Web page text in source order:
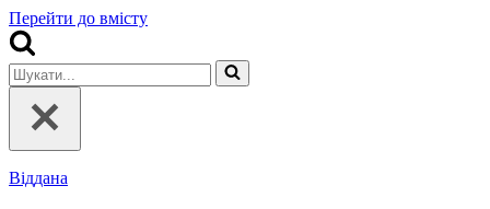
Перейти до вмісту
Шукати...
Віддана